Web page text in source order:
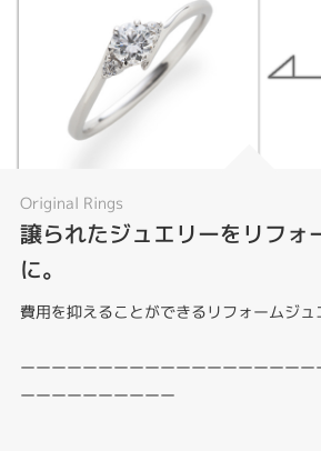
Original Rings
譲られたジュエリーをリフォ
に。
費用を抑えることができるリフォームジュ
ーーーーーーーーーーーーーーーーーー
ーーーーーーーーーー